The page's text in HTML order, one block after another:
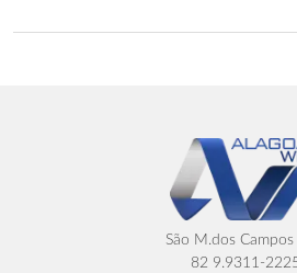
São M.dos
82 9.9311-